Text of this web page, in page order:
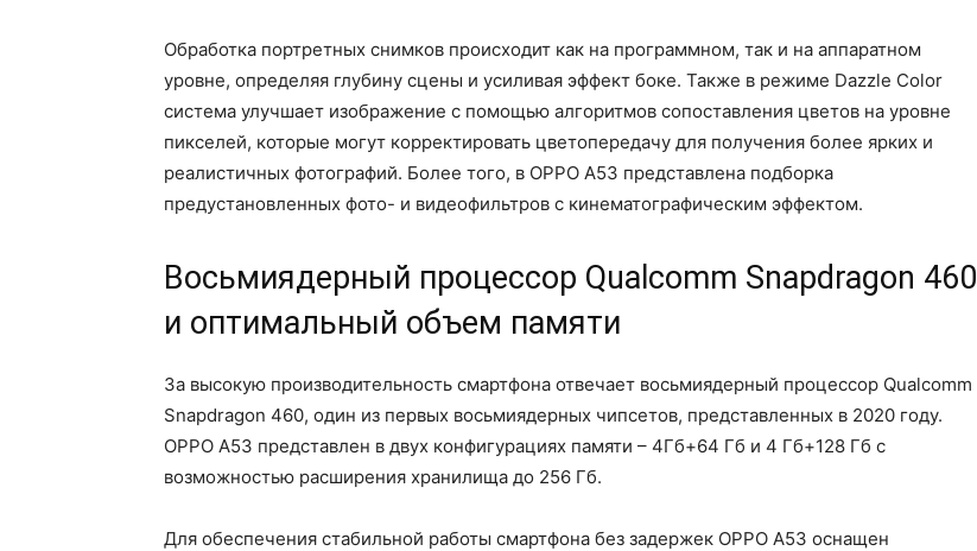
Обработка портретных снимков происходит как на программном, так и на аппаратном
уровне, определяя глубину сцены и усиливая эффект боке. Также в режиме Dazzle Color
система улучшает изображение с помощью алгоритмов сопоставления цветов на уровне
пикселей, которые могут корректировать цветопередачу для получения более ярких и
реалистичных фотографий. Более того, в OPPO A53 представлена подборка
предустановленных фото- и видеофильтров с кинематографическим эффектом.
Восьмиядерный процессор Qualcomm Snapdragon 460
и оптимальный объем памяти
За высокую производительность смартфона отвечает восьмиядерный процессор Qualcomm
Snapdragon 460, один из первых восьмиядерных чипсетов, представленных в 2020 году.
OPPO A53 представлен в двух конфигурациях памяти – 4Гб+64 Гб и 4 Гб+128 Гб с
возможностью расширения хранилища до 256 Гб.
Для обеспечения стабильной работы смартфона без задержек OPPO A53 оснащен